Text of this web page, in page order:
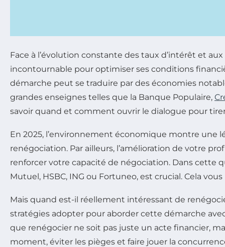
Face à l’évolution constante des taux d’intérêt et
incontournable pour optimiser ses conditions
démarche peut se traduire par des économies
grandes enseignes telles que la Banque Populaire,
savoir quand et comment ouvrir le dialogue pour
En 2025, l’environnement économique montre une
renégociation. Par ailleurs, l’amélioration de votre
renforcer votre capacité de négociation. Dans cette
Mutuel, HSBC, ING ou Fortuneo, est crucial. Cela
Mais quand est-il réellement intéressant de
stratégies adopter pour aborder cette démarche
que renégocier ne soit pas juste un acte financier,
moment, éviter les pièges et faire jouer la